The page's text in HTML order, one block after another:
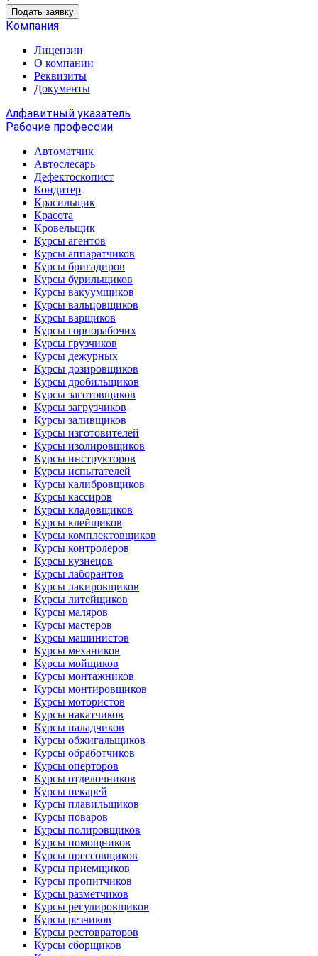
Подать заявку
Компания
Лицензии
О компании
Реквизиты
Документы
Алфавитный указатель
Рабочие профессии
Автоматчик
Автослесарь
Дефектоскопист
Кондитер
Красильщик
Красота
Кровельщик
Курсы агентов
Курсы аппаратчиков
Курсы бригадиров
Курсы бурильщиков
Курсы вакуумщиков
Курсы вальцовщиков
Курсы варщиков
Курсы горнорабочих
Курсы грузчиков
Курсы дежурных
Курсы дозировщиков
Курсы дробильщиков
Курсы заготовщиков
Курсы загрузчиков
Курсы заливщиков
Курсы изготовителей
Курсы изолировщиков
Курсы инструкторов
Курсы испытателей
Курсы калибровщиков
Курсы кассиров
Курсы кладовщиков
Курсы клейщиков
Курсы комплектовщиков
Курсы контролеров
Курсы кузнецов
Курсы лаборантов
Курсы лакировщиков
Курсы литейщиков
Курсы маляров
Курсы мастеров
Курсы машинистов
Курсы механиков
Курсы мойщиков
Курсы монтажников
Курсы монтировщиков
Курсы мотористов
Курсы накатчиков
Курсы наладчиков
Курсы обжигальщиков
Курсы обработчиков
Курсы оперторов
Курсы отделочников
Курсы пекарей
Курсы плавильщиков
Курсы поваров
Курсы полировщиков
Курсы помощников
Курсы прессовщиков
Курсы приемщиков
Курсы пропитчиков
Курсы разметчиков
Курсы регулировщиков
Курсы резчиков
Курсы рестовраторов
Курсы сборщиков